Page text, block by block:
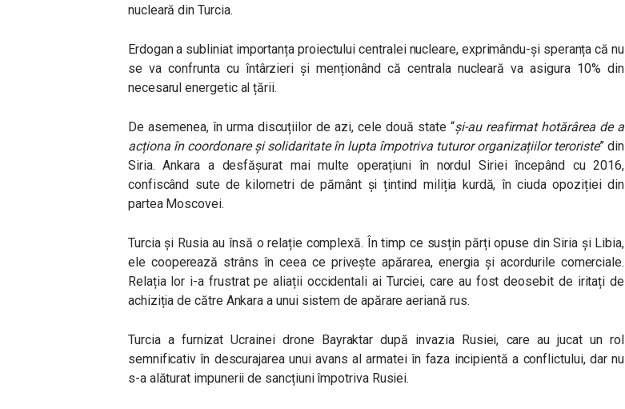
nucleară din Turcia.
Erdogan a subliniat importanța proiectului centralei nucleare, exprimându-și speranța că nu
se va confrunta cu întârzieri și menționând că centrala nucleară va asigura 10% din
necesarul energetic al țării.
De asemenea, în urma discuțiilor de azi, cele două state “și-au reafirmat hotărârea de a
acționa în coordonare și solidaritate în lupta împotriva tuturor organizațiilor teroriste” din
Siria. Ankara a desfășurat mai multe operațiuni în nordul Siriei începând cu 2016,
confiscând sute de kilometri de pământ și țintind miliția kurdă, în ciuda opoziției din
partea Moscovei.
Turcia și Rusia au însă o relație complexă. În timp ce susțin părți opuse din Siria și Libia,
ele cooperează strâns în ceea ce privește apărarea, energia și acordurile comerciale.
Relația lor i-a frustrat pe aliații occidentali ai Turciei, care au fost deosebit de iritați de
achiziția de către Ankara a unui sistem de apărare aeriană rus.
Turcia a furnizat Ucrainei drone Bayraktar după invazia Rusiei, care au jucat un rol
semnificativ în descurajarea unui avans al armatei în faza incipientă a conflictului, dar nu
s-a alăturat impunerii de sancțiuni împotriva Rusiei.